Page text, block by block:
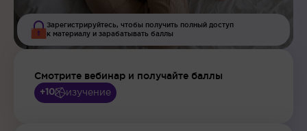
Зарегистрируйтесь, чтобы получить полный доступ
к материалу и зарабатывать баллы
Смотрите вебинар и получайте баллы
+10 изучение